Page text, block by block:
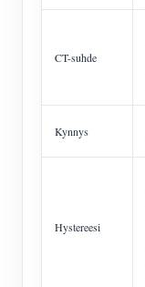
CT-suhde
Kynnys
Hystereesi